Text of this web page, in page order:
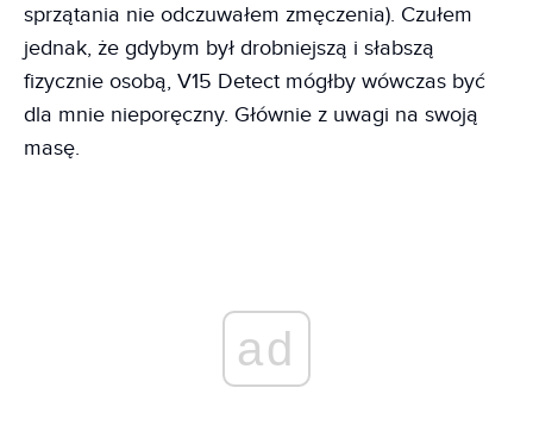
sprzątania nie odczuwałem zmęczenia). Czułem
jednak, że gdybym był drobniejszą i słabszą
fizycznie osobą, V15 Detect mógłby wówczas być
dla mnie nieporęczny. Głównie z uwagi na swoją
masę.
ad